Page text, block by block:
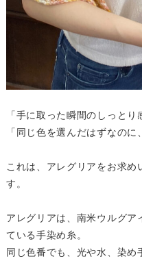
「手に取った瞬間のしっとり
「同じ色を選んだはずなの
これは、アレグリアをお求
す。
アレグリアは、南米ウルグア
ている手染め糸。
同じ色番でも、光や水、染